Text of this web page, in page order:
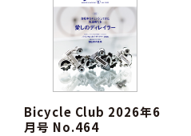
Bicycle Club 2026年6
月号 No.464